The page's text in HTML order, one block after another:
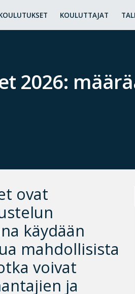
KOULUTTAJAT
2026:
ovat
käydään
mahdollisista
voivat
ja